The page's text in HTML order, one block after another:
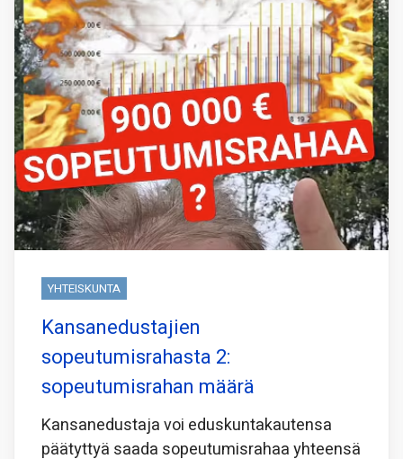
YHTEISKUNTA
Kansanedustajien
sopeutumisrahasta 2:
sopeutumisrahan määrä
Kansanedustaja voi eduskuntakautensa
päätyttyä saada sopeutumisrahaa yhteensä